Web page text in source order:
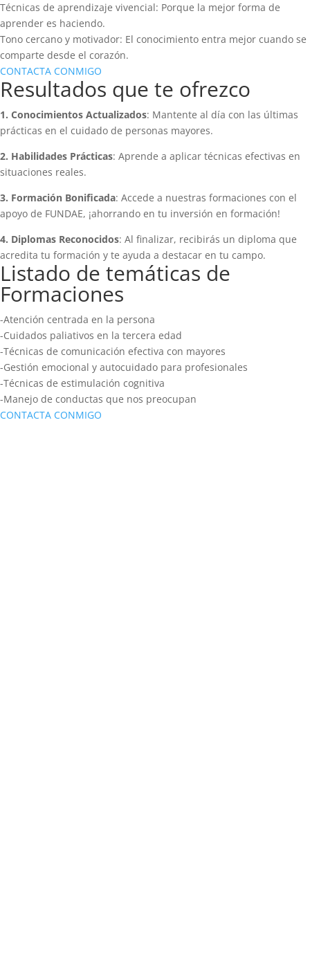
Técnicas de aprendizaje vivencial: Porque la mejor forma de
aprender es haciendo.
Tono cercano y motivador: El conocimiento entra mejor cuando se
comparte desde el corazón.
CONTACTA CONMIGO
Resultados que te ofrezco
1. Conocimientos Actualizados: Mantente al día con las últimas
prácticas en el cuidado de personas mayores.
2. Habilidades Prácticas: Aprende a aplicar técnicas efectivas en
situaciones reales.
3. Formación Bonificada: Accede a nuestras formaciones con el
apoyo de FUNDAE, ¡ahorrando en tu inversión en formación!
4. Diplomas Reconocidos: Al finalizar, recibirás un diploma que
acredita tu formación y te ayuda a destacar en tu campo.
Listado de temáticas de
Formaciones
-Atención centrada en la persona
-Cuidados paliativos en la tercera edad
-Técnicas de comunicación efectiva con mayores
-Gestión emocional y autocuidado para profesionales
-Técnicas de estimulación cognitiva
-Manejo de conductas que nos preocupan
CONTACTA CONMIGO